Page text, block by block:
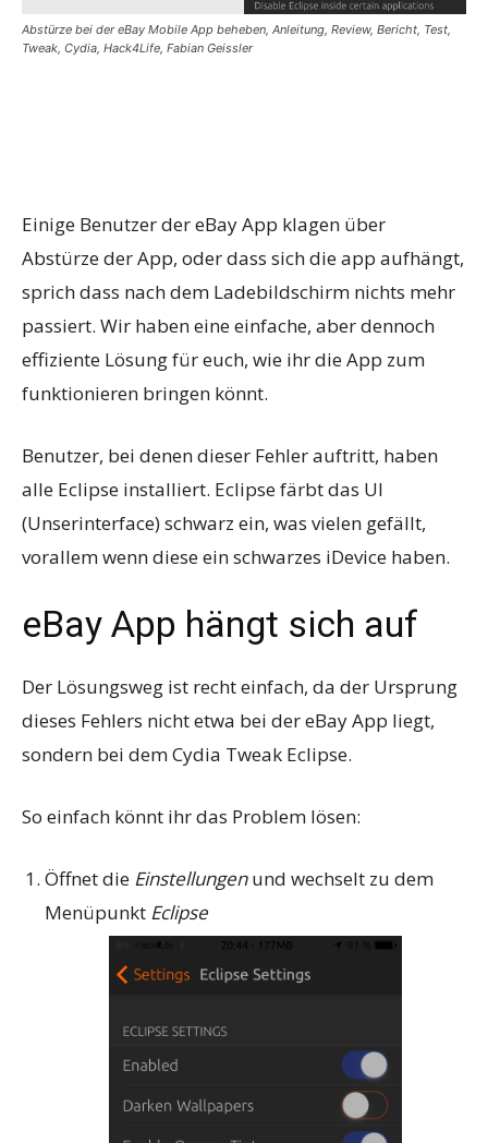
Abstürze bei der eBay Mobile App beheben, Anleitung, Review, Bericht, Test,
Tweak, Cydia, Hack4Life, Fabian Geissler
Einige Benutzer der eBay App klagen über
Abstürze der App, oder dass sich die app aufhängt,
sprich dass nach dem Ladebildschirm nichts mehr
passiert. Wir haben eine einfache, aber dennoch
effiziente Lösung für euch, wie ihr die App zum
funktionieren bringen könnt.
Benutzer, bei denen dieser Fehler auftritt, haben
alle Eclipse installiert. Eclipse färbt das UI
(Unserinterface) schwarz ein, was vielen gefällt,
vorallem wenn diese ein schwarzes iDevice haben.
eBay App hängt sich auf
Der Lösungsweg ist recht einfach, da der Ursprung
dieses Fehlers nicht etwa bei der eBay App liegt,
sondern bei dem Cydia Tweak Eclipse.
So einfach könnt ihr das Problem lösen:
Öffnet die Einstellungenund wechselt zu dem
Menüpunkt Eclipse